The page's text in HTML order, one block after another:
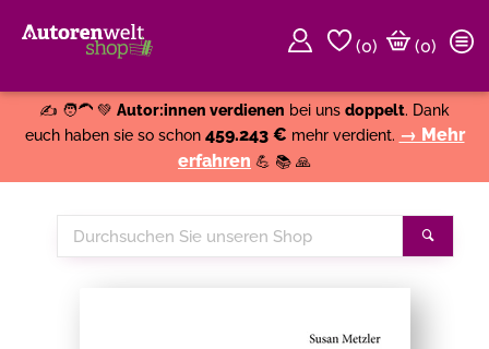
(0)
(0)
✍️ 🧑‍🦱 💚 Autor:innen verdienen bei uns doppelt. Dank
euch haben sie so schon 459.243 € mehr verdient. → Mehr
erfahren 💪 📚 🙏
Durchsuchen
Sie